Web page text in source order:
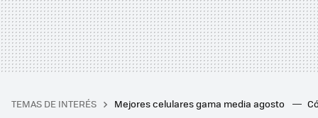
TEMAS DE INTERÉS Mejores celulares gama media agosto